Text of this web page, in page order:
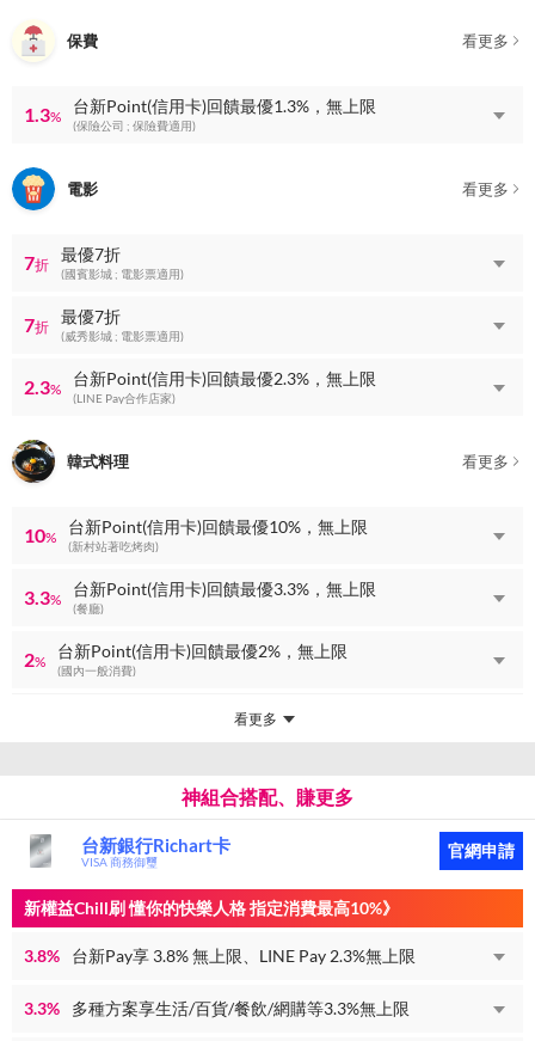
保費 看更多
1.3%
台新Point(信用卡)回饋最優1.3%，無上限
(保險公司 ; 保險費適用)
電影 看更多
7折
最優7折
(國賓影城 ; 電影票適用)
7折
最優7折
(威秀影城 ; 電影票適用)
2.3%
台新Point(信用卡)回饋最優2.3%，無上限
(LINE Pay合作店家)
韓式料理 看更多
10%
台新Point(信用卡)回饋最優10%，無上限
(新村站著吃烤肉)
3.3%
台新Point(信用卡)回饋最優3.3%，無上限
(餐廳)
2%
台新Point(信用卡)回饋最優2%，無上限
(國內一般消費)
看更多
神組合搭配、賺更多
台新銀行Richart卡
VISA 商務御璽
官網申請
新權益Chill刷 懂你的快樂人格 指定消費最高10%》
3.8% 台新Pay享 3.8% 無上限、LINE Pay 2.3%無上限
3.3% 多種方案享生活/百貨/餐飲/網購等3.3%無上限